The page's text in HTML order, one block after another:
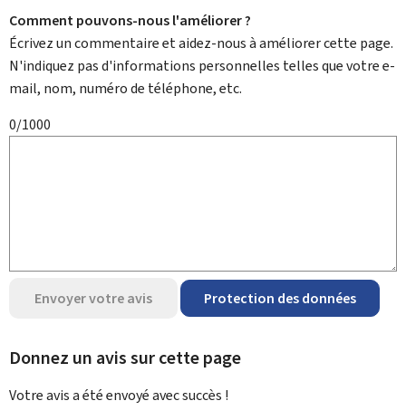
Comment pouvons-nous l'améliorer ?
Écrivez un commentaire et aidez-nous à améliorer cette page.
N'indiquez pas d'informations personnelles telles que votre e-
mail, nom, numéro de téléphone, etc.
0/1000
Envoyer votre avis Protection des données
Donnez un avis sur cette page
Votre avis a été envoyé avecsuccès !